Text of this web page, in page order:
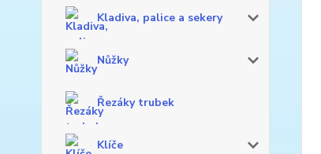
Kladiva, palice a sekery
Nůžky
Řezáky trubek
Klíče